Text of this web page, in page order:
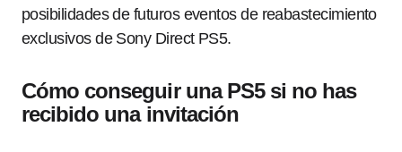
posibilidades de futuros eventos de reabastecimiento
exclusivos de Sony Direct PS5.
Cómo conseguir una PS5 si no has
recibido una invitación